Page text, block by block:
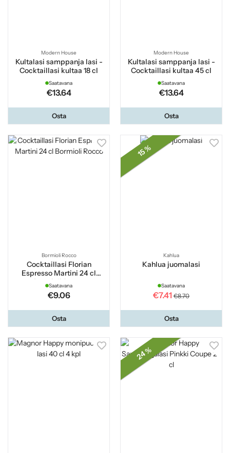
Modern House
Kultalasi samppanja lasi -
Cocktaillasi kultaa 18 cl
Saatavana
€13.64
Osta
Modern House
Kultalasi samppanja lasi -
Cocktaillasi kultaa 45 cl
Saatavana
€13.64
Osta
Bormioli Rocco
Cocktaillasi Florian
Espresso Martini 24 cl
Bormioli Rocco
Saatavana
€9.06
Osta
15 %
Kahlua
Kahlua juomalasi
Saatavana
€7.41 €8.70
Osta
24 %